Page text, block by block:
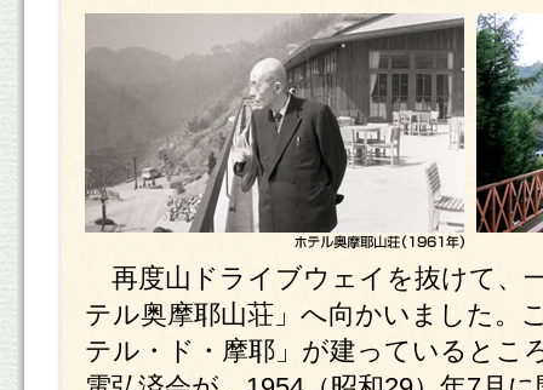
再度山ドライブウェイを抜けて、
テル奥摩耶山荘」へ向かいました。
テル・ド・摩耶」が建っているとこ